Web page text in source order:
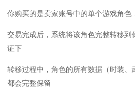
你购买的是卖家账号中的单个游戏角色
交易完成后，系统将该角色完整转移到
证下
转移过程中，角色的所有数据（时装、
都会完整保留